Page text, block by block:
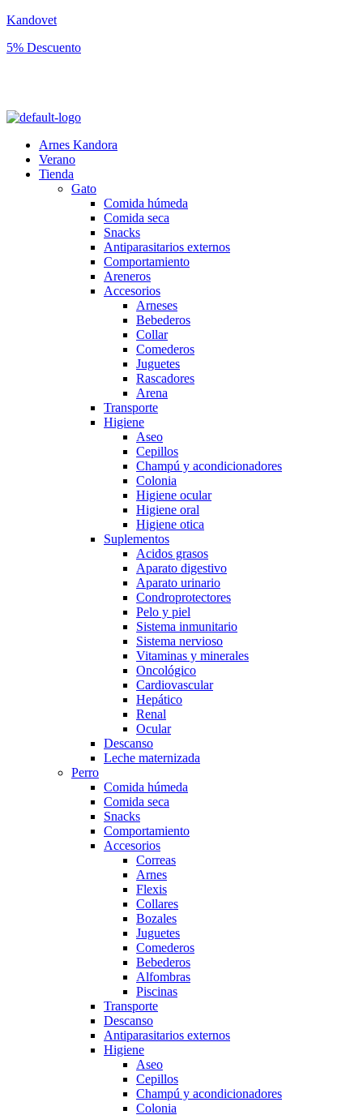
Kandovet
5% Descuento
Arnes Kandora
Verano
Tienda
Gato
Comida húmeda
Comida seca
Snacks
Antiparasitarios externos
Comportamiento
Areneros
Accesorios
Arneses
Bebederos
Collar
Comederos
Juguetes
Rascadores
Arena
Transporte
Higiene
Aseo
Cepillos
Champú y acondicionadores
Colonia
Higiene ocular
Higiene oral
Higiene otica
Suplementos
Acidos grasos
Aparato digestivo
Aparato urinario
Condroprotectores
Pelo y piel
Sistema inmunitario
Sistema nervioso
Vitaminas y minerales
Oncológico
Cardiovascular
Hepático
Renal
Ocular
Descanso
Leche maternizada
Perro
Comida húmeda
Comida seca
Snacks
Comportamiento
Accesorios
Correas
Arnes
Flexis
Collares
Bozales
Juguetes
Comederos
Bebederos
Alfombras
Piscinas
Transporte
Descanso
Antiparasitarios externos
Higiene
Aseo
Cepillos
Champú y acondicionadores
Colonia